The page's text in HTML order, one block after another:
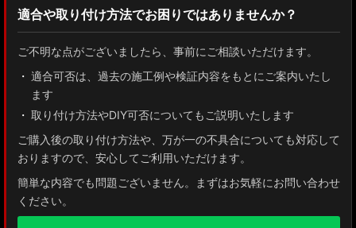
適合や取り付け方法でお困りではありませんか？
ご不明な点がございましたら、事前にご相談いただけます。
適合可否は、過去の施工例や検証内容をもとにご案内いたし
ます
取り付け方法やDIY可否についてもご説明いたします
ご購入後の取り付け方法や、万が一の不具合についても対応して
おりますので、安心してご利用いただけます。
簡単な内容でも問題ございません。まずはお気軽にお問い合わせ
ください。